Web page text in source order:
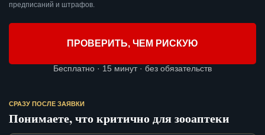
предписаний и штрафов.
ПРОВЕРИТЬ, ЧЕМ РИСКУЮ
Бесплатно · 15 минут · без обязательств
СРАЗУ ПОСЛЕ ЗАЯВКИ
Понимаете, что критично для зооаптеки